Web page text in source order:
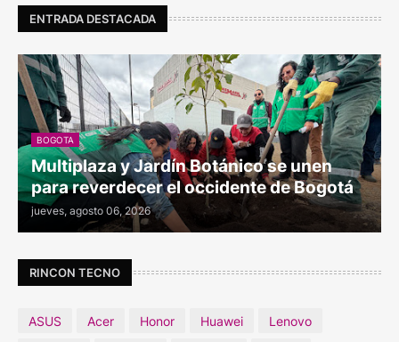
ENTRADA DESTACADA
BOGOTA
Multiplaza y Jardín Botánico se unen
para reverdecer el occidente de Bogotá
jueves, agosto 06, 2026
RINCON TECNO
ASUS Acer Honor Huawei
Lenovo